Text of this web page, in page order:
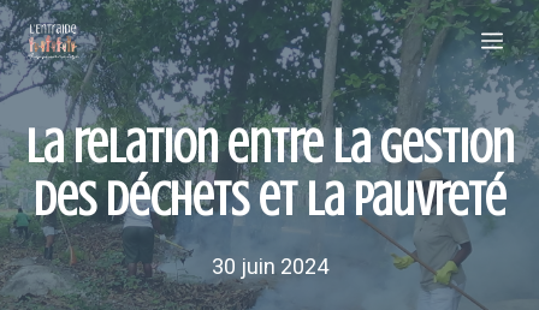
Aller
au
contenu
La relation entre la gestion
des déchets et la pauvreté
30 juin 2024